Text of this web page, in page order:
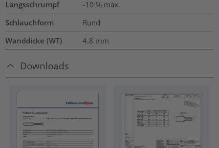
Längsschrumpf
-10 % max.
Schlauchform
Rund
Wanddicke (WT)
4.8 mm
Downloads